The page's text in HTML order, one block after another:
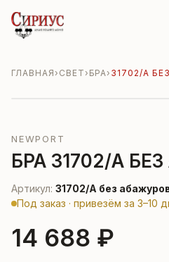
ГЛАВНАЯ› СВЕТ› БРА› 31702/A
NEWPORT
БРА 31702/A
Артикул: 31702/A без
Под заказ · привезём за 3–10
14 688 ₽